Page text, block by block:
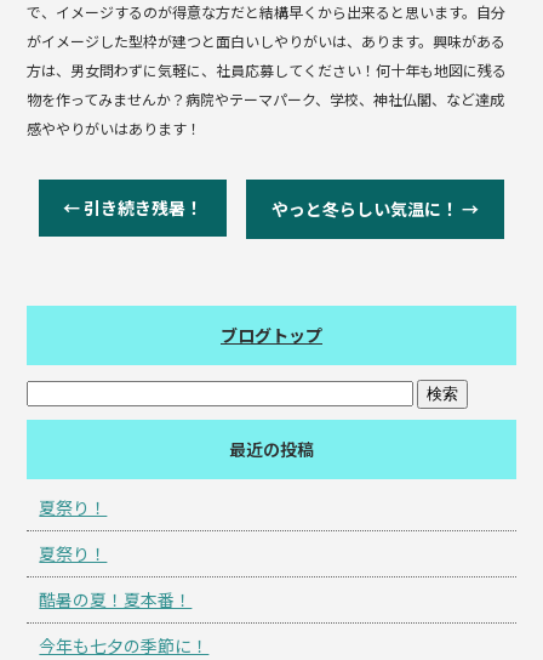
で、イメージするのが得意な方だと結構早くから出来ると思います。自分
がイメージした型枠が建つと面白いしやりがいは、あります。興味がある
方は、男女問わずに気軽に、社員応募してください！何十年も地図に残る
物を作ってみませんか？病院やテーマパーク、学校、神社仏閣、など達成
感ややりがいはあります！
←引き続き残暑！ やっと冬らしい気温に！ →
ブログトップ
最近の投稿
夏祭り！
夏祭り！
酷暑の夏！夏本番！
今年も七夕の季節に！